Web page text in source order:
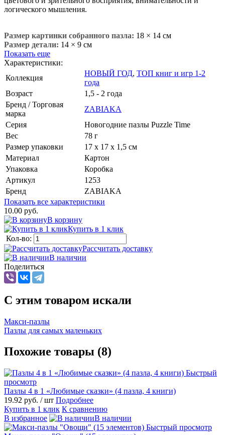
логического мышления.
Размер картинки собранного пазла: 18 × 14 см
Размер детали: 14 × 9 см
Показать еще
Характеристики:
Коллекция
НОВЫЙ ГОД, ТОП книг и игр 1-2
года
Возраст
1,5 - 2 года
Бренд / Торговая
марка
ZABIAKA
Серия
Новогодние пазлы Puzzle Time
Вес
78 г
Размер упаковки
17 х 17 х 1,5 см
Материал
Картон
Упаковка
Коробка
Артикул
1253
Бренд
ZABIAKA
Показать все характеристики
10.00 руб.
В корзину
Купить в 1 клик
Кол-во:
Рассчитать доставку
В наличии
Поделиться
C этим товаром искали
Макси-пазлы
Пазлы для самых маленьких
Похожие товары (8)
Быстрый
просмотр
Пазлы 4 в 1 «Любимые сказки» (4 пазла, 4 книги)
19.92 руб. / шт Подробнее
Купить в 1 клик К сравнению
В избранное
В наличии
Быстрый просмотр